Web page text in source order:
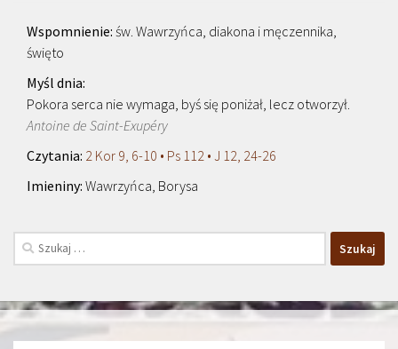
św. Wawrzyńca, diakona i męczennika,
święto
Pokora serca nie wymaga, byś się poniżał, lecz otworzył.
Antoine de Saint-Exupéry
2 Kor 9, 6-10 • Ps 112 • J 12, 24-26
Wawrzyńca, Borysa
Szukaj: